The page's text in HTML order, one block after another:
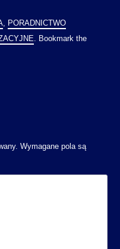
PORADNICTWO
. Bookmark the
Wymagane pola są